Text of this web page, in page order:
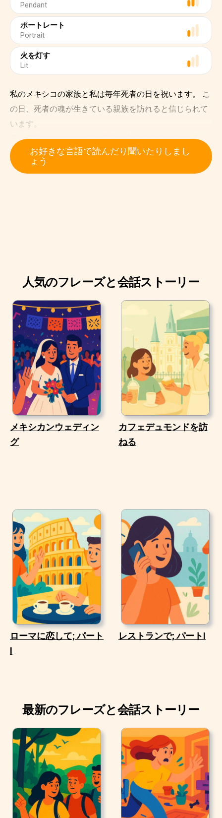
Pendant
ポートレート
Portrait
火を灯す
Lit
私のメキシコの家族と私は毎年死者の日を祝います。 こ
の日、死者の魂が生きている親族を訪れると信じられて
います。
私の祖父のジョエルは3か月前に亡くなりました。 彼の
ために祭壇を作るのは初めてでした。
おばあちゃんは、ジョエルおじいちゃんのお気に入りの
お好きな言語で読んだり聞いたりしまし
ょう
人気のフレーズと会話ストーリー
メキシカンウェディン
グ
カフェデュモンドを訪
ねる
ローマに恋して; パート
I
レストランで; パートI
最新のフレーズと会話ストーリー